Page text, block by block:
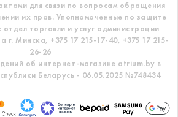
для связи по вопросам обращения
их прав. Уполномоченные по защите
торговли и услуг администрации
г. Минска, +375 17 215-17-40, +375 17 215-
26-26
об интернет-магазине atrium.by в
Беларусь - 06.05.2025 №748434